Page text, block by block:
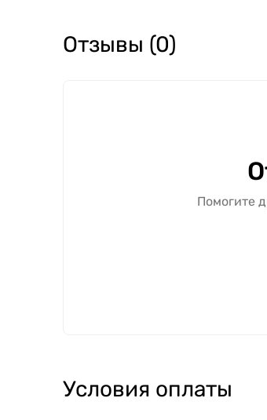
Отзывы (0)
Помогите
Условия оплаты